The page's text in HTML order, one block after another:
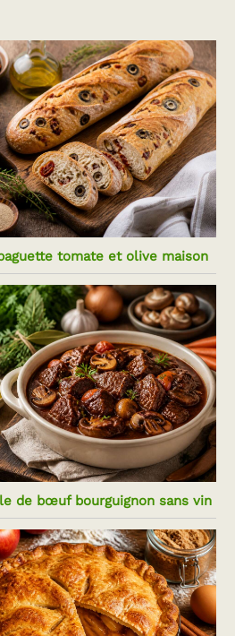
tomate et olive maison
de bœuf bourguignon sans vin